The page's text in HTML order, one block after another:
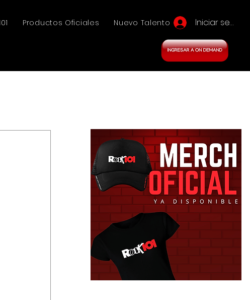
Productos Oficiales Nuevo Talento Iniciar sesión